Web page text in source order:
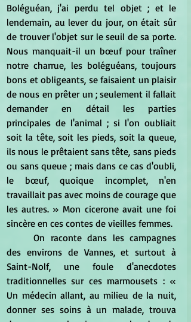
Boléguéan, j'ai perdu tel objet ; et le
lendemain, au lever du jour, on était sûr
de trouver l'objet sur le seuil de sa porte.
Nous manquait-il un bœuf pour traîner
notre charrue, les boléguéans, toujours
bons et obligeants, se faisaient un plaisir
de nous en prêter un ; seulement il fallait
demander en détail les parties
principales de l'animal ; si l'on oubliait
soit la tête, soit les pieds, soit la queue,
ils nous le prêtaient sans tête, sans pieds
ou sans queue ; mais dans ce cas d'oubli,
le bœuf, quoique incomplet, n'en
travaillait pas avec moins de courage que
les autres. » Mon cicerone avait une foi
sincère en ces contes de vieilles femmes.
	On raconte dans les campagnes
des environs de Vannes, et surtout à
Saint-Nolf, une foule d'anecdotes
traditionnelles sur ces marmousets : «
Un médecin allant, au milieu de la nuit,
donner ses soins à un malade, trouva